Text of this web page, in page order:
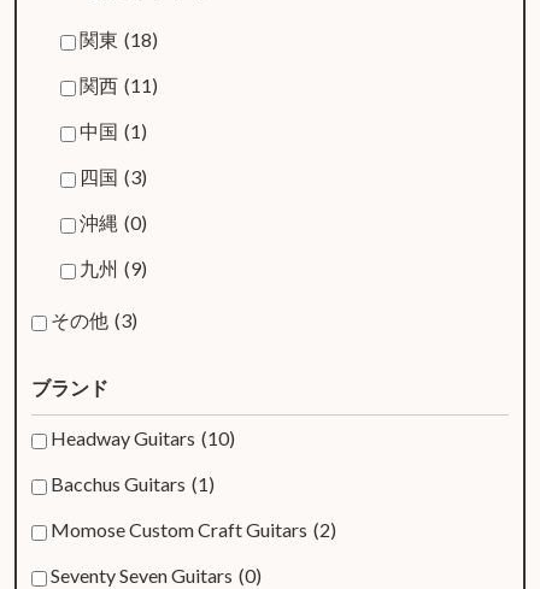
関東 (18)
関西 (11)
中国 (1)
四国 (3)
沖縄 (0)
九州 (9)
その他 (3)
ブランド
Headway Guitars (10)
Bacchus Guitars (1)
Momose Custom Craft Guitars (2)
Seventy Seven Guitars (0)